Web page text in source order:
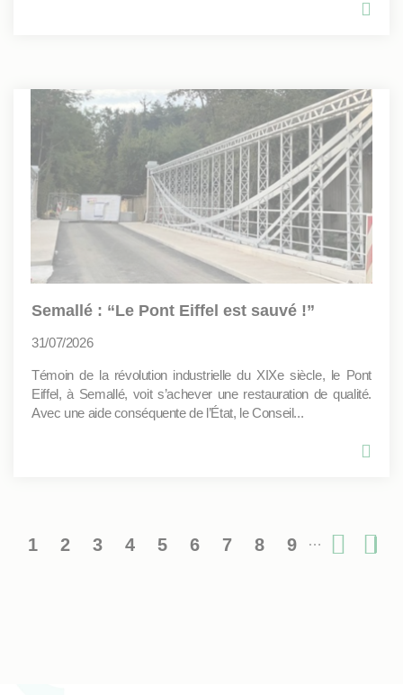
Semallé : “Le Pont Eiffel est sauvé !”
31/07/2026
Témoin de la révolution industrielle du XIXe siècle, le Pont
Eiffel, à Semallé, voit s’achever une restauration de qualité.
Avec une aide conséquente de l’État, le Conseil...
Pagination
Page
1
Page
2
Page
3
Page
4
Page
5
Page
6
Page
7
Page
8
Page
9 …
Page